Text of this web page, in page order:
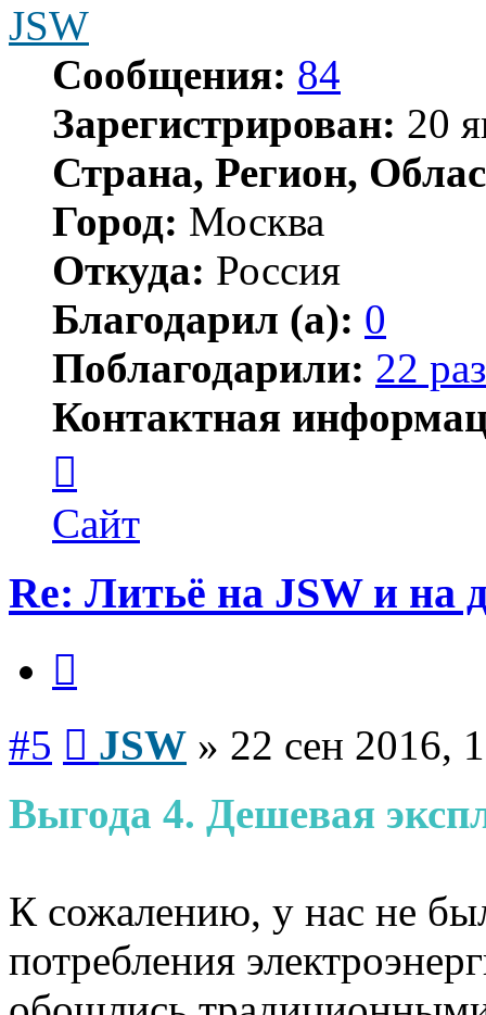
JSW
Сообщения: 84
Зарегистрирован: 20
Страна, Регион,
Город: Москва
Откуда: Россия
Благодарил (а): 0
Поблагодарили: 22
Контактная
пользователя
JSW
Сайт
Re: Литьё на JSW и на
#5 JSW » 22 сен 2016,
Выгода 4. Дешевая
К сожалению, у нас не
потребления